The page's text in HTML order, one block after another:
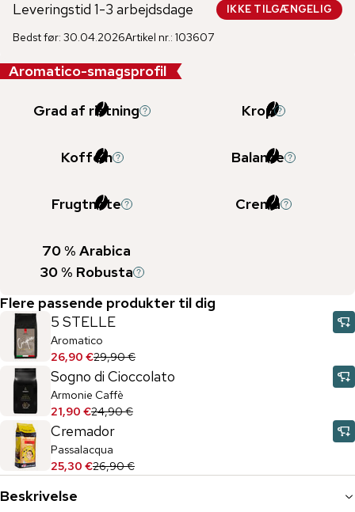
Leveringstid 1-3 arbejdsdage IKKE TILGÆNGELIG
Bedst før: 30.04.2026Artikel nr.: 103607
Aromatico-smagsprofil
Grad af ristning Krop
Koffein Balance
Frugtnote Crema
70% Arabica
30% Robusta
Flere passende produkter til dig
5 STELLE
Aromatico
26,90 €29,90 €
Sogno di Cioccolato
Armonie Caffè
21,90 €24,90 €
Cremador
Passalacqua
25,30 €26,90 €
Beskrivelse